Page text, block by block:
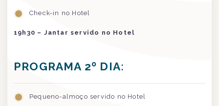
Check-in no Hotel
19h30 – Jantar servido no Hotel
PROGRAMA 2º DIA:
Pequeno-almoço servido no Hotel